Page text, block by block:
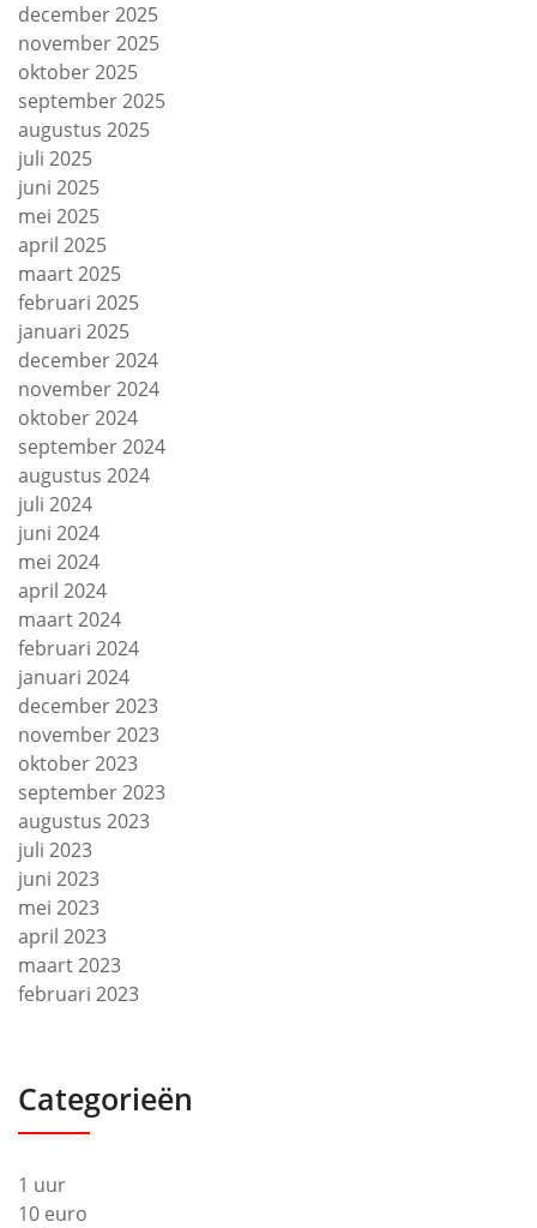
december 2025
november 2025
oktober 2025
september 2025
augustus 2025
juli 2025
juni 2025
mei 2025
april 2025
maart 2025
februari 2025
januari 2025
december 2024
november 2024
oktober 2024
september 2024
augustus 2024
juli 2024
juni 2024
mei 2024
april 2024
maart 2024
februari 2024
januari 2024
december 2023
november 2023
oktober 2023
september 2023
augustus 2023
juli 2023
juni 2023
mei 2023
april 2023
maart 2023
februari 2023
Categorieën
1 uur
10 euro